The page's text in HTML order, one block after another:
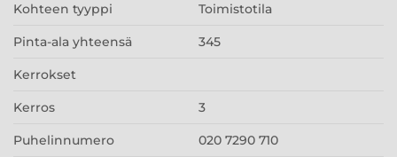
Kohteen tyyppi Toimistotila
Pinta-ala yhteensä 345
Kerrokset
Kerros 3
Puhelinnumero 020 7290 710